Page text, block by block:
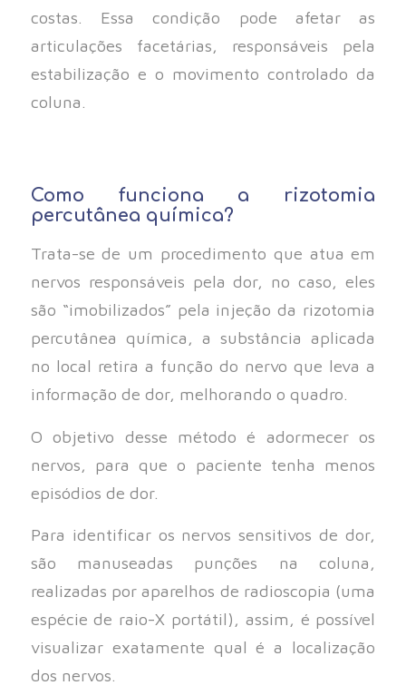
costas. Essa condição pode afetar as
articulações facetárias, responsáveis pela
estabilização e o movimento controlado da
coluna.
Como funciona a rizotomia
percutânea química?
Trata-se de um procedimento que atua em
nervos responsáveis pela dor, no caso, eles
são “imobilizados” pela injeção da rizotomia
percutânea química, a substância aplicada
no local retira a função do nervo que leva a
informação de dor, melhorando o quadro.
O objetivo desse método é adormecer os
nervos, para que o paciente tenha menos
episódios de dor.
Para identificar os nervos sensitivos de dor,
são manuseadas punções na coluna,
realizadas por aparelhos de radioscopia (uma
espécie de raio-X portátil), assim, é possível
visualizar exatamente qual é a localização
dos nervos.